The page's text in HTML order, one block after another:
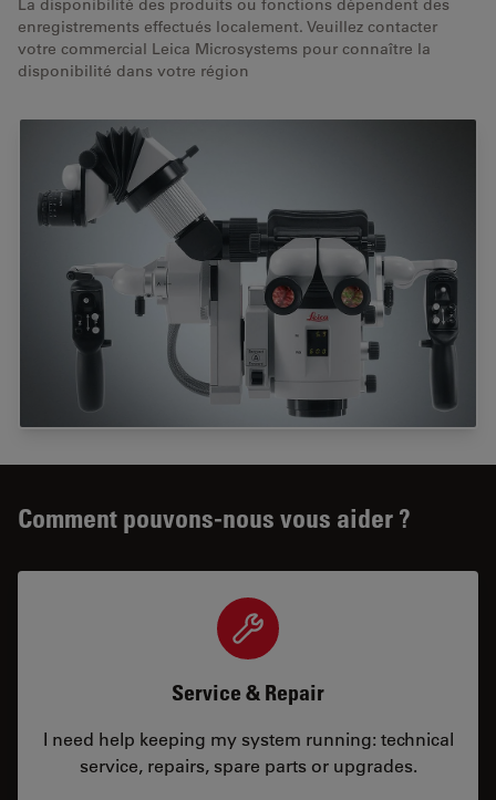
La disponibilité des produits ou fonctions dépendent des
enregistrements effectués localement. Veuillez contacter
votre commercial Leica Microsystems pour connaître la
disponibilité dans votre région
Comment pouvons-nous vous aider ?
Service & Repair
I need help keeping my system running: technical
service, repairs, spare parts or upgrades.